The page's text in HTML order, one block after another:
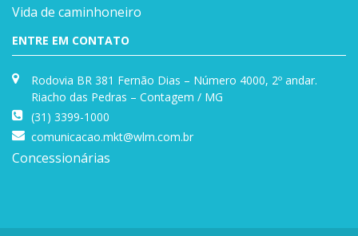
Vida de caminhoneiro
ENTRE EM CONTATO
Rodovia BR 381 Fernão Dias – Número 4000, 2º andar.
Riacho das Pedras – Contagem / MG
(31) 3399-1000
comunicacao.mkt@wlm.com.br
Concessionárias